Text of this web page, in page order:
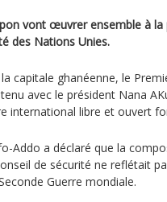
vont œuvrer ensemble à
des Nations Unies.
capitale ghanéenne, le
avec le président Nana
international libre et ouvert
Addo a déclaré que la
de sécurité ne reflétait
Guerre mondiale.